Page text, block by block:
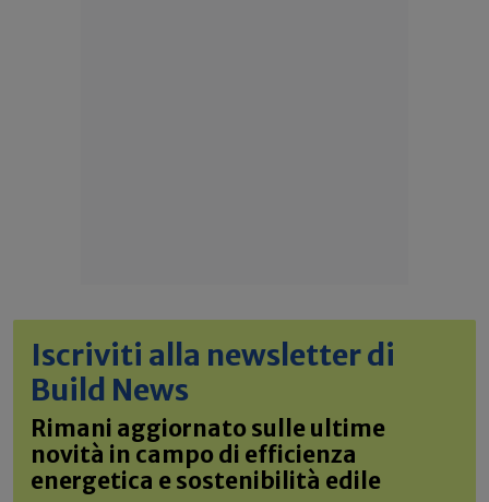
Iscriviti alla newsletter di
Build News
Rimani aggiornato sulle ultime
novità in campo di efficienza
energetica e sostenibilità edile